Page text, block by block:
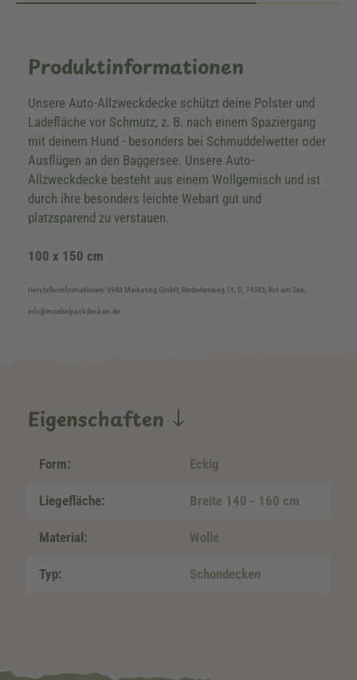
Produktinformationen
Unsere Auto-Allzweckdecke schützt deine Polster und
Ladefläche vor Schmutz, z. B. nach einem Spaziergang
mit deinem Hund - besonders bei Schmuddelwetter oder
Ausflügen an den Baggersee. Unsere Auto-
Allzweckdecke besteht aus einem Wollgemisch und ist
durch ihre besonders leichte Webart gut und
platzsparend zu verstauen.
100 x 150 cm
Herstellerinformationen: VHM Marketing GmbH, Rinderlenweg 15, D, 74585, Rot am See,
info@moebelpackdecken.de
Eigenschaften
Form: Eckig
Liegefläche: Breite 140 - 160 cm
Material: Wolle
Typ: Schondecken